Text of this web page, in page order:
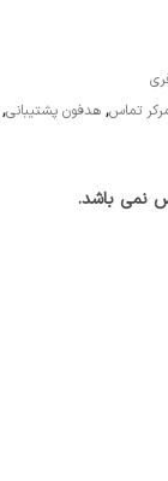
تماس, هدفون پشتیبانی,
نمی باشد.